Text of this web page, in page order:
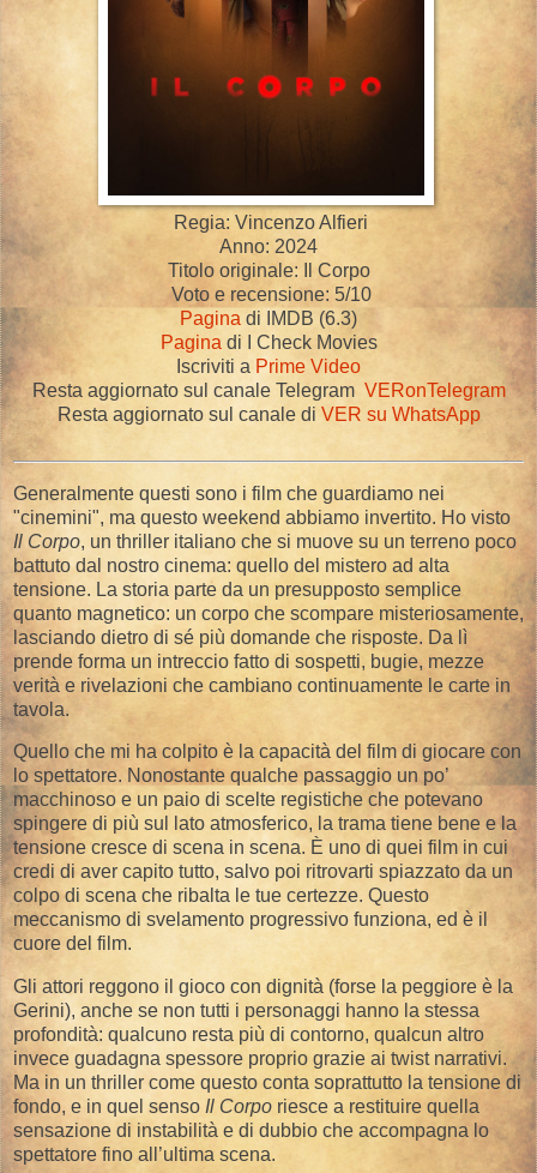
Regia: Vincenzo Alfieri
Anno: 2024
Titolo originale: Il Corpo
Voto e recensione: 5/10
Pagina di IMDB (6.3)
Pagina di I Check Movies
Iscriviti a Prime Video
Resta aggiornato sul canale Telegram VERonTelegram
Resta aggiornato sul canale di VER su WhatsApp
Generalmente questi sono i film che guardiamo nei
"cinemini", ma questo weekend abbiamo invertito. Ho visto
Il Corpo, un thriller italiano che si muove su un terreno poco
battuto dal nostro cinema: quello del mistero ad alta
tensione. La storia parte da un presupposto semplice
quanto magnetico: un corpo che scompare misteriosamente,
lasciando dietro di sé più domande che risposte. Da lì
prende forma un intreccio fatto di sospetti, bugie, mezze
verità e rivelazioni che cambiano continuamente le carte in
tavola.
Quello che mi ha colpito è la capacità del film di giocare con
lo spettatore. Nonostante qualche passaggio un po’
macchinoso e un paio di scelte registiche che potevano
spingere di più sul lato atmosferico, la trama tiene bene e la
tensione cresce di scena in scena. È uno di quei film in cui
credi di aver capito tutto, salvo poi ritrovarti spiazzato da un
colpo di scena che ribalta le tue certezze. Questo
meccanismo di svelamento progressivo funziona, ed è il
cuore del film.
Gli attori reggono il gioco con dignità (forse la peggiore è la
Gerini), anche se non tutti i personaggi hanno la stessa
profondità: qualcuno resta più di contorno, qualcun altro
invece guadagna spessore proprio grazie ai twist narrativi.
Ma in un thriller come questo conta soprattutto la tensione di
fondo, e in quel senso Il Corpo riesce a restituire quella
sensazione di instabilità e di dubbio che accompagna lo
spettatore fino all’ultima scena.